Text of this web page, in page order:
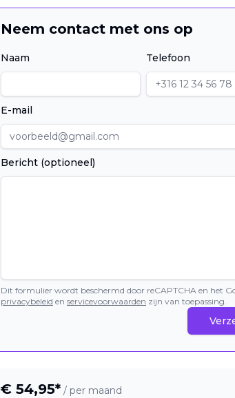
Neem contact met ons op
Naam Telefoon
E-mail
Bericht (optioneel)
Dit formulier wordt beschermd door reCAPTCHA en het
privacybeleid en servicevoorwaarden zijn van toepassing.
€ 54,95* / per maand